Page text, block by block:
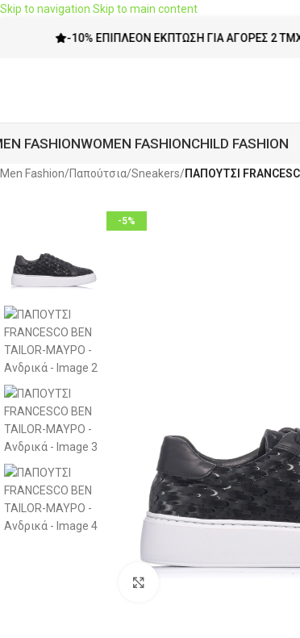
Skip to navigation Skip to main content
-10% ΕΠΙΠΛΈΟΝ ΈΚΠΤΩΣΗ ΓΙΑ ΑΓΟΡΈΣ 2 ΤΜΧ ΚΑΙ
FASHIONWOMEN FASHIONCHILD FASHION
Men Fashion/Παπούτσια/Sneakers/ΠΑΠΟΥΤΣΙ
-5%